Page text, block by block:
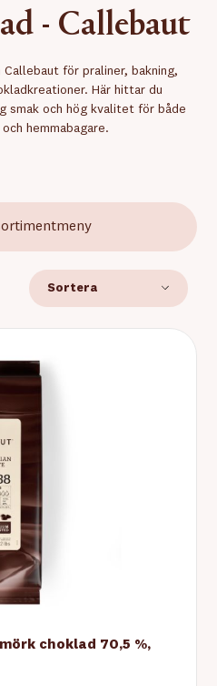
- Callebaut
för praliner, bakning,
Här hittar du
smak och hög kvalitet för både
hemmabagare.
Sortera
choklad 70,5 %,